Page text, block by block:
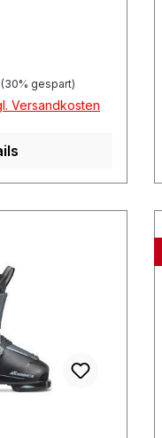
(30% gespart)
Versandkosten